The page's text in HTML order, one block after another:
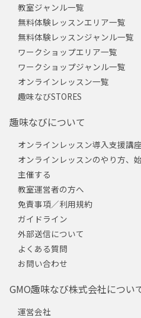
教室ジャンル一覧
無料体験レッスンエリア一覧
無料体験レッスンジャンル一覧
ワークショップエリア一覧
ワークショップジャンル一覧
オンラインレッスン一覧
趣味なびSTORES
趣味なびについて
オンラインレッスン導入支援講
オンラインレッスンのやり方、
主催する
教室運営者の方へ
免責事項／利用規約
ガイドライン
外部送信について
よくある質問
お問い合わせ
GMO趣味なび株式会社につい
運営会社